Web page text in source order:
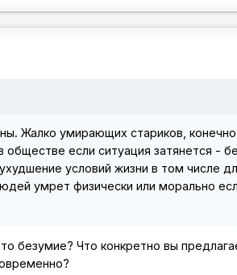
Жалко умирающих стариков,
обществе если ситуация затянется -
условий жизни в том числе
умрет физически или морально
безумие? Что конкретно вы